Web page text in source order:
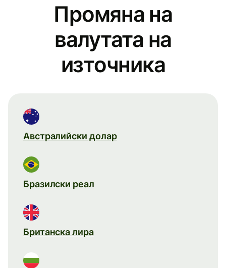
Промяна на
валутата на
източника
Австралийски долар
Бразилски реал
Британска лира